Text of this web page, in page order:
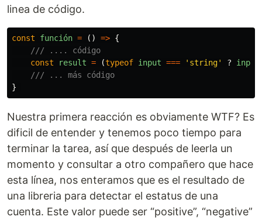
linea de código.
const función = () => {
/// .... código
const
result = (typeof input === ' string' ? input
/// ... más código
}
Nuestra primera reacción es obviamente WTF? Es
dificil de entender y tenemos poco tiempo para
terminar la tarea, así que después de leerla un
momento y consultar a otro compañero que hace
esta línea, nos enteramos que es el resultado de
una libreria para detectar el estatus de una
cuenta. Este valor puede ser “positive”, “negative”